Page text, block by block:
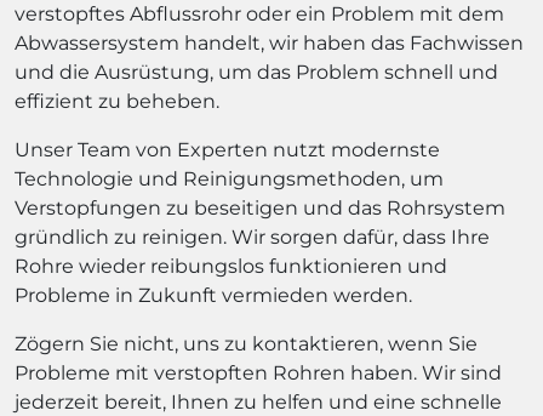
verstopftes Abflussrohr oder ein Problem mit dem
Abwassersystem handelt, wir haben das Fachwissen
und die Ausrüstung, um das Problem schnell und
effizient zu beheben.
Unser Team von Experten nutzt modernste
Technologie und Reinigungsmethoden, um
Verstopfungen zu beseitigen und das Rohrsystem
gründlich zu reinigen. Wir sorgen dafür, dass Ihre
Rohre wieder reibungslos funktionieren und
Probleme in Zukunft vermieden werden.
Zögern Sie nicht, uns zu kontaktieren, wenn Sie
Probleme mit verstopften Rohren haben. Wir sind
jederzeit bereit, Ihnen zu helfen und eine schnelle